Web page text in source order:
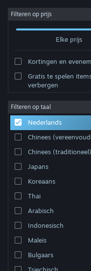
Inloggen
Community
Over
Ondersteuning
Taal wijzigen
Download de mobiele
Desktopwebsite weergeven
Filteren op prijs
Elke prijs
Kortingen en
Gratis te spelen
verbergen
Filteren op taal
Nederlands
Chinees
Chinees (traditioneel)
Japans
Koreaans
Thai
Arabisch
Indonesisch
Maleis
Bulgaars
Ontwikkelaar: Jonas Walz
Sorteren op Relevantie
0 resultaten komen overeen
uitgesloten op basis van je